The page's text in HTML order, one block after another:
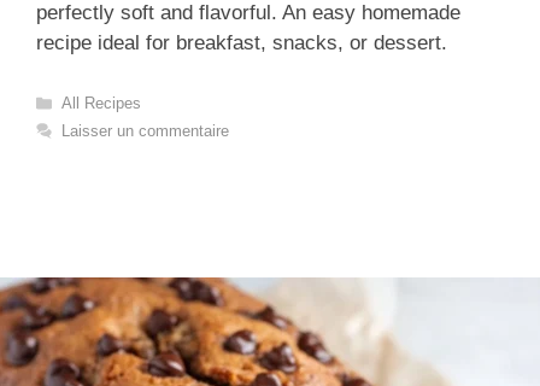
perfectly soft and flavorful. An easy homemade
recipe ideal for breakfast, snacks, or dessert.
Catégories
All Recipes
Laisser un commentaire